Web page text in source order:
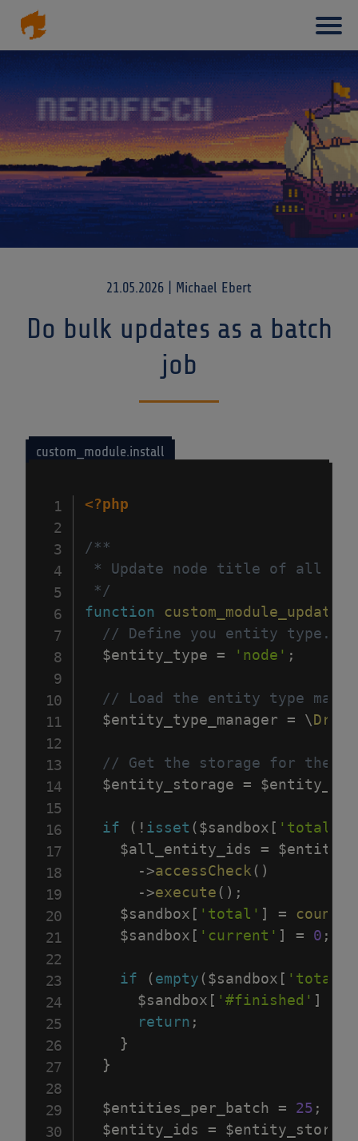
zum
Inhalt
21.05.2026 | Michael Ebert
Do bulk updates as a batch
job
custom_module.install
<?php
/**
* Update node title of all
*/
function
// Define you entity type.
$entity_type = 'node' ;
// Load the entity type
$entity_type_manager = \
// Get the storage for the
$entity_storage =
if ( ! isset ($sandbox [ 'total'
$all_entity_ids
=
->accessCheck ( )
->execute ( ) ;
$sandbox [ 'total' ] = count
$sandbox [ 'current' ] = 0 ;
if (empty ($sandbox [ 'total'
$sandbox [ '#finished' ]
return ;
}
}
$entities_per_batch = 25 ;
$entity_ids
= $entity_storage